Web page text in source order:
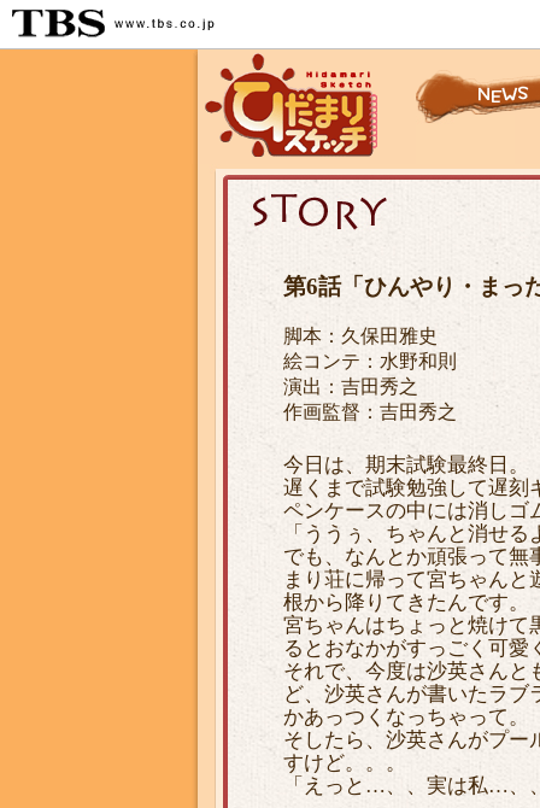
第6話「ひんやり・まっ
脚本：久保田雅史
絵コンテ：水野和則
演出：吉田秀之
作画監督：吉田秀之
今日は、期末試験最終日。
遅くまで試験勉強して遅刻
ペンケースの中には消し
「ううぅ、ちゃんと消せ
でも、なんとか頑張って無
まり荘に帰って宮ちゃん
根から降りてきたんです。
宮ちゃんはちょっと焼けて
るとおなかがすっごく可愛
それで、今度は沙英さんと
ど、沙英さんが書いたラブ
かあっつくなっちゃって。
そしたら、沙英さんがプー
すけど。。。
「えっと…、、実は私…、